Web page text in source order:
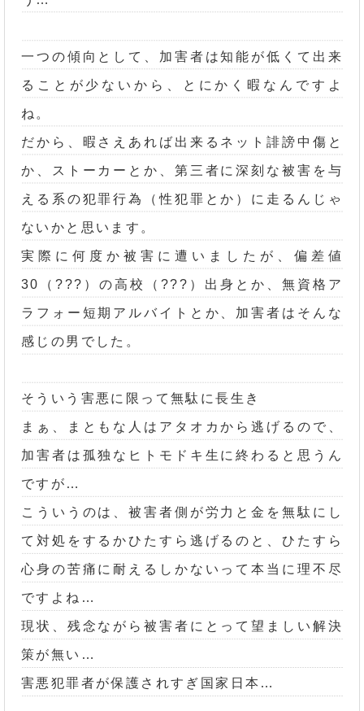
一つの傾向として、加害者は知能が低くて出来
ることが少ないから、とにかく暇なんですよ
ね。
だから、暇さえあれば出来るネット誹謗中傷と
か、ストーカーとか、第三者に深刻な被害を与
える系の犯罪行為（性犯罪とか）に走るんじゃ
ないかと思います。
実際に何度か被害に遭いましたが、偏差値
30（???）の高校（???）出身とか、無資格ア
ラフォー短期アルバイトとか、加害者はそんな
感じの男でした。
そういう害悪に限って無駄に長生き
まぁ、まともな人はアタオカから逃げるので、
加害者は孤独なヒトモドキ生に終わると思うん
ですが…
こういうのは、被害者側が労力と金を無駄にし
て対処をするかひたすら逃げるのと、ひたすら
心身の苦痛に耐えるしかないって本当に理不尽
ですよね…
現状、残念ながら被害者にとって望ましい解決
策が無い…
害悪犯罪者が保護されすぎ国家日本…